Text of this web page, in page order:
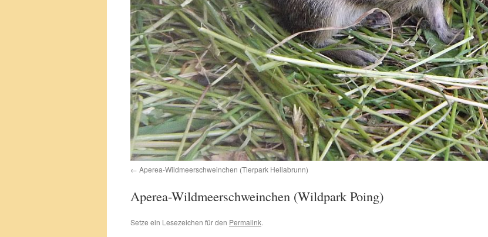
Aperea-Wildmeerschweinchen (Tierpark Hellabrunn)
Aperea-Wildmeerschweinchen (Wildpark Poing)
Setze ein Lesezeichen für den Permalink.